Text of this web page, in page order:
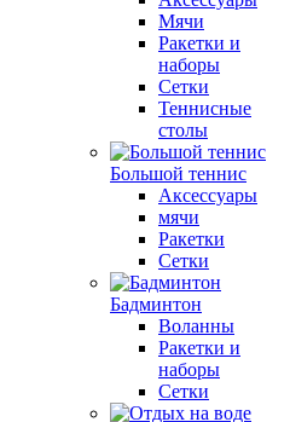
Мячи
Ракетки и
наборы
Сетки
Теннисные
столы
Большой теннис
Аксессуары
мячи
Ракетки
Сетки
Бадминтон
Воланны
Ракетки и
наборы
Сетки